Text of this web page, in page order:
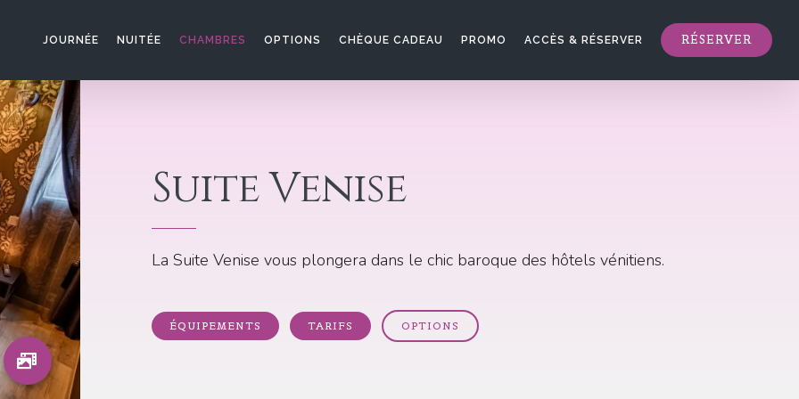
JOURNÉE NUITÉE CHAMBRES OPTIONS CHÈQUE CADEAU PROMO ACCÈS & RÉSERVER RÉSERVER
Suite Venise
La Suite Venise vous plongera dans le chic baroque des hôtels vénitiens.
ÉQUIPEMENTS TARIFS OPTIONS